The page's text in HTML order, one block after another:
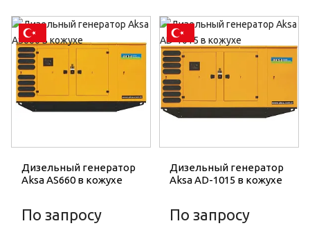
Дизельный генератор
Aksa AS660 в кожухе
По запросу
Дизельный генератор
Aksa AD-1015 в кожухе
По запросу